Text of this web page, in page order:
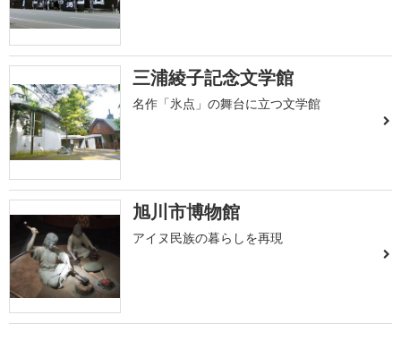
三浦綾子記念文学館
名作「氷点」の舞台に立つ文学館
旭川市博物館
アイヌ民族の暮らしを再現